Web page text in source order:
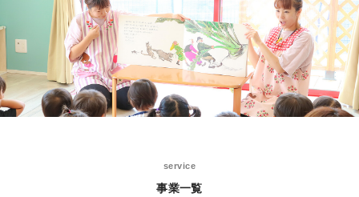
service
事業一覧